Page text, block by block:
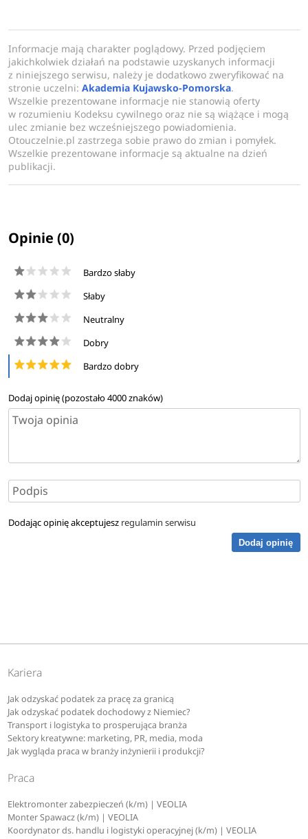
Informacje mają charakter poglądowy. Przed podjęciem
jakichkolwiek działań na podstawie uzyskanych informacji
z niniejszego serwisu, należy je dodatkowo zweryfikować na
stronie uczelni:Akademia Kujawsko-Pomorska.
Wszelkie prezentowane informacje nie stanowią oferty
w rozumieniu Kodeksu cywilnego oraz nie są wiążące i mogą
ulec zmianie bez wcześniejszego powiadomienia.
Otouczelnie.pl zastrzega sobie prawo do zmian i pomyłek.
Wszelkie prezentowane informacje są aktualne na dzień
publikacji.
Opinie (0)
Bardzo słaby
Słaby
Neutralny
Dobry
Bardzo dobry
Dodaj opinię (pozostało4000znaków)
Dodając opinię akceptujesz regulamin serwisu
Dodaj opinię
Kariera
Jak odzyskać podatek za pracę za granicą
Jak odzyskać podatek dochodowy z Niemiec?
Transport i logistyka to prosperująca branża
Sektory kreatywne: marketing, PR, media, moda
Jak wygląda praca w branży inżynierii i produkcji?
Praca
Elektromonter zabezpieczeń (k/m) | VEOLIA
Monter Spawacz (k/m) | VEOLIA
Koordynator ds. handlu i logistyki operacyjnej (k/m) | VEOLIA